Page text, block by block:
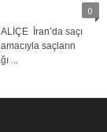
0
İran’da saçı
saçların
...